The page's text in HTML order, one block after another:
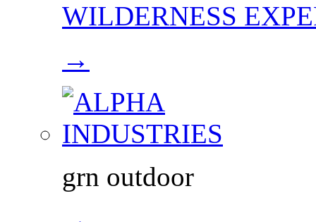
WILDERNESS
→
grn outdoor